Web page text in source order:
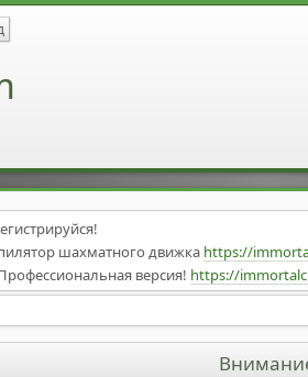
шахматного движка https://
версия! https://
pgo-v1.2!!!https://immortalchess.pw/